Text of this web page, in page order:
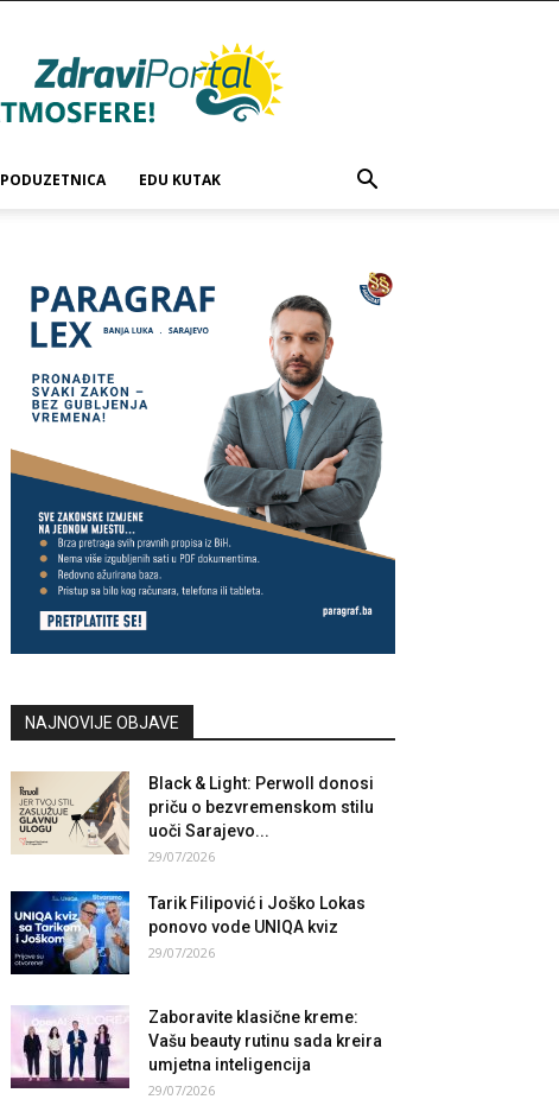
PODUZETNICA EDU KUTAK
NAJNOVIJE OBJAVE
Black & Light: Perwoll donosi
priču o bezvremenskom stilu
uoči Sarajevo...
29/07/2026
Tarik Filipović i Joško Lokas
ponovo vode UNIQA kviz
29/07/2026
Zaboravite klasične kreme:
Vašu beauty rutinu sada kreira
umjetna inteligencija
29/07/2026